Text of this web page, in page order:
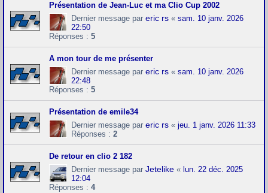
Présentation de Jean-Luc et ma Clio Cup 2002
Dernier message par eric rs « sam. 10 janv. 2026
22:50
Réponses : 5
A mon tour de me présenter
Dernier message par eric rs « sam. 10 janv. 2026
22:48
Réponses : 5
Présentation de emile34
Dernier message par eric rs « jeu. 1 janv. 2026 11:33
Réponses : 2
De retour en clio 2 182
Dernier message par Jetelike « lun. 22 déc. 2025
12:04
Réponses : 4